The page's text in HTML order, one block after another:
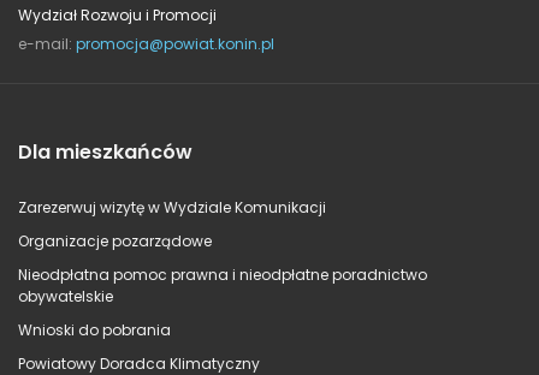
Wydział Rozwoju i Promocji
e-mail: promocja@powiat.konin.pl
Dla mieszkańców
Zarezerwuj wizytę w Wydziale Komunikacji
Organizacje pozarządowe
Nieodpłatna pomoc prawna i nieodpłatne poradnictwo
obywatelskie
Wnioski do pobrania
Powiatowy Doradca Klimatyczny